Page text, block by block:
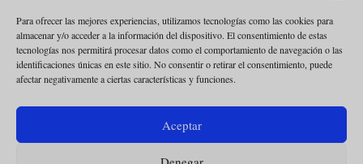
Para ofrecer las mejores experiencias, utilizamos tecnologías como las cookies para
almacenar y/o acceder a la información del dispositivo. El consentimiento de estas
tecnologías nos permitirá procesar datos como el comportamiento de navegación o las
identificaciones únicas en este sitio. No consentir o retirar el consentimiento, puede
afectar negativamente a ciertas características y funciones.
Aceptar
POLÍTICA DE PRIVACIDAD
USO DE COOKIES